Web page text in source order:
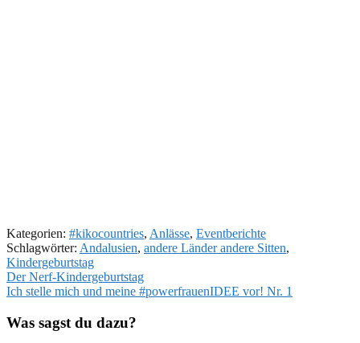
Kategorien: #kikocountries, Anlässe, Eventberichte
Schlagwörter: Andalusien, andere Länder andere Sitten,
Kindergeburtstag
Beitragsnavigation
Vorheriger
Beitrag:
Der Nerf-Kindergeburtstag
Nächster
Ich stelle mich und meine #powerfrauenIDEE vor! Nr. 1
Was sagst du dazu?